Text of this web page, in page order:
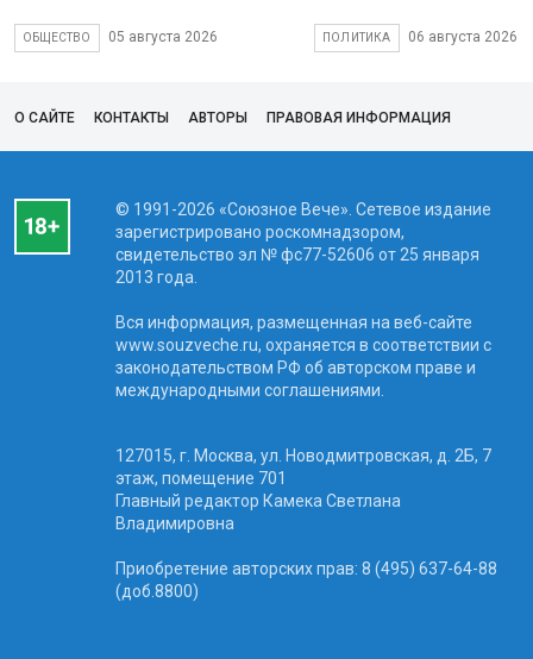
ОБЩЕСТВО 05 августа 2026 ПОЛИТИКА 06 августа 2026
О САЙТЕ КОНТАКТЫ АВТОРЫ ПРАВОВАЯ ИНФОРМАЦИЯ
© 1991-2026 «Союзное Вече». Сетевое издание
зарегистрировано роскомнадзором,
свидетельство эл № фc77-52606 от 25 января
2013 года.
Вся информация, размещенная на веб-сайте
www.souzveche.ru, охраняется в соответствии с
законодательством РФ об авторском праве и
международными соглашениями.
127015, г. Москва, ул. Новодмитровская, д. 2Б, 7
этаж, помещение 701
Главный редактор Камека Светлана
Владимировна
Приобретение авторских прав: 8 (495) 637-64-88
(доб.8800)